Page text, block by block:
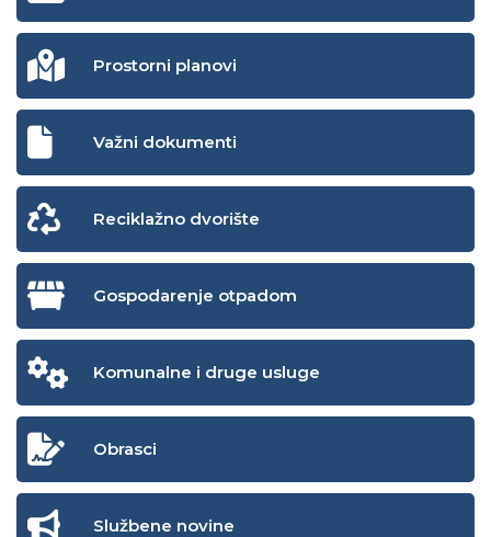
Prostorni planovi
Važni dokumenti
Reciklažno dvorište
Gospodarenje otpadom
Komunalne i druge usluge
Obrasci
Službene novine